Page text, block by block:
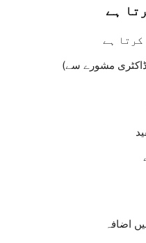
ہے
ہے
(ڈاکٹری مشورے سے)
اضافہ